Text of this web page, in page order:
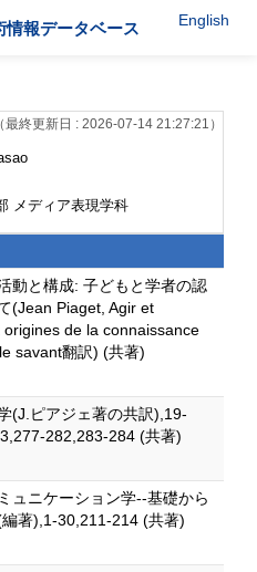
情報データベース English
（最終更新日 : 2026-07-14 21:27:21）
メディア表現学科
動と構成: 子どもと学者の認
(Jean Piaget, Agir et
de la connaissance
savant翻訳) (共著)
(J.ピアジェ著の共訳),19-
282,283-284 (共著)
ュニケーション学--基礎から
著),1-30,211-214 (共著)